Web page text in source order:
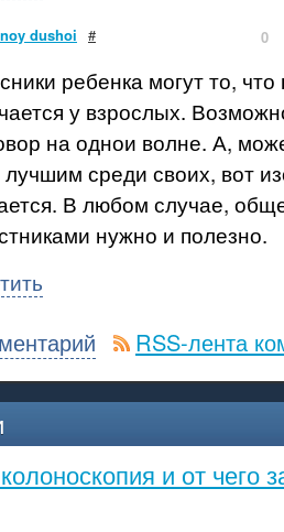
dushoi # 0
ребенка могут то, что
у взрослых.
на однои волне. А,
среди своих, вот
В любом случае,
нужно и полезно.
RSS-лента
и от чего